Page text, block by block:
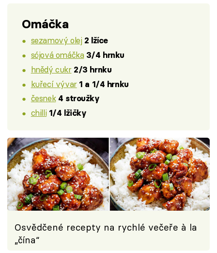
Omáčka
sezamový olej 2 lžíce
sójová omáčka 3/4 hrnku
hnědý cukr 2/3 hrnku
kuřecí vývar 1 a 1/4 hrnku
česnek 4 stroužky
chilli 1/4 lžičky
Osvědčené recepty na rychlé večeře à la
„čína“